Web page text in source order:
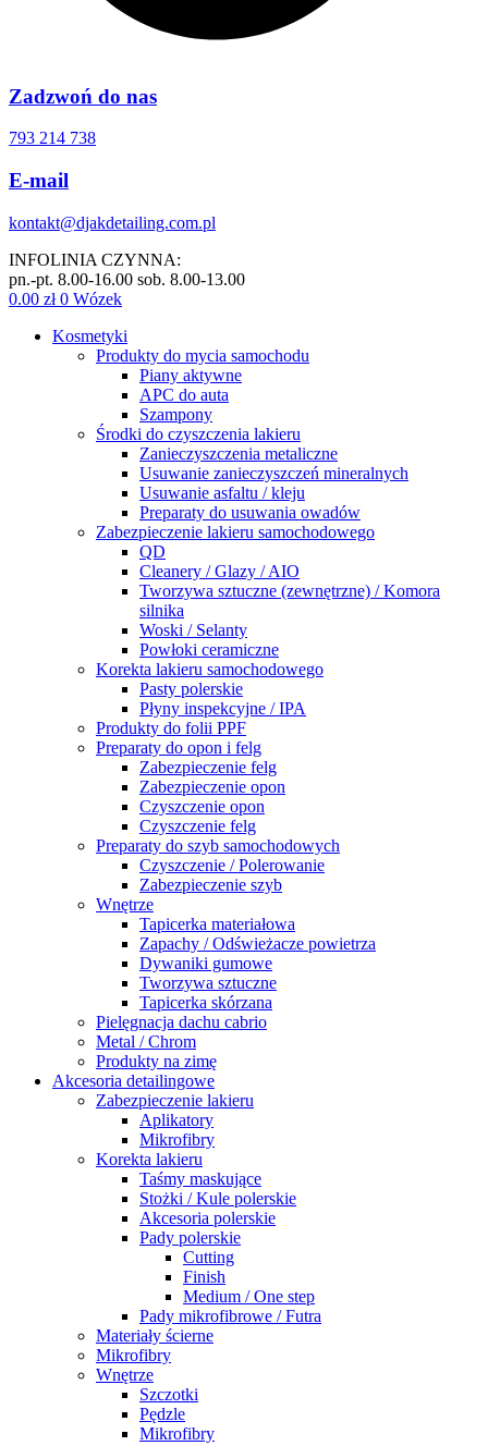
Zadzwoń do nas
793 214 738
E-mail
kontakt@djakdetailing.com.pl
INFOLINIA CZYNNA:
pn.-pt. 8.00-16.00 sob. 8.00-13.00
0.00 zł 0 Wózek
Kosmetyki
Produkty do mycia samochodu
Piany aktywne
APC do auta
Szampony
Środki do czyszczenia lakieru
Zanieczyszczenia metaliczne
Usuwanie zanieczyszczeń mineralnych
Usuwanie asfaltu / kleju
Preparaty do usuwania owadów
Zabezpieczenie lakieru samochodowego
QD
Cleanery / Glazy / AIO
Tworzywa sztuczne (zewnętrzne) / Komora
silnika
Woski / Selanty
Powłoki ceramiczne
Korekta lakieru samochodowego
Pasty polerskie
Płyny inspekcyjne / IPA
Produkty do folii PPF
Preparaty do opon i felg
Zabezpieczenie felg
Zabezpieczenie opon
Czyszczenie opon
Czyszczenie felg
Preparaty do szyb samochodowych
Czyszczenie / Polerowanie
Zabezpieczenie szyb
Wnętrze
Tapicerka materiałowa
Zapachy / Odświeżacze powietrza
Dywaniki gumowe
Tworzywa sztuczne
Tapicerka skórzana
Pielęgnacja dachu cabrio
Metal / Chrom
Produkty na zimę
Akcesoria detailingowe
Zabezpieczenie lakieru
Aplikatory
Mikrofibry
Korekta lakieru
Taśmy maskujące
Stożki / Kule polerskie
Akcesoria polerskie
Pady polerskie
Cutting
Finish
Medium / One step
Pady mikrofibrowe / Futra
Materiały ścierne
Mikrofibry
Wnętrze
Szczotki
Pędzle
Mikrofibry